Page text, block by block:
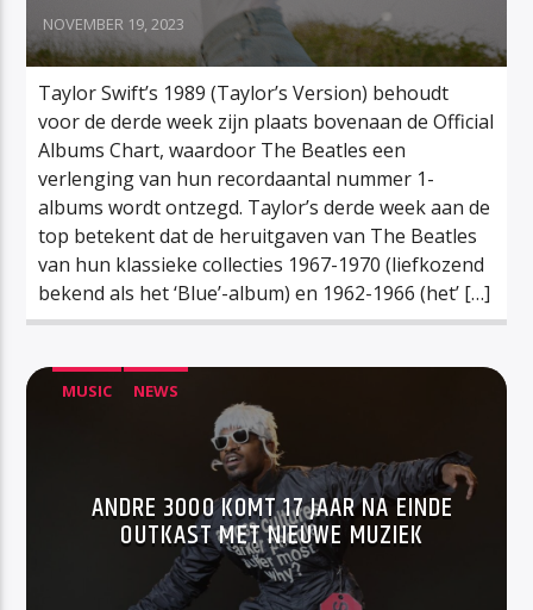
NOVEMBER 19, 2023
Taylor Swift’s 1989 (Taylor’s Version) behoudt
voor de derde week zijn plaats bovenaan de Official
Albums Chart, waardoor The Beatles een
verlenging van hun recordaantal nummer 1-
albums wordt ontzegd. Taylor’s derde week aan de
top betekent dat de heruitgaven van The Beatles
van hun klassieke collecties 1967-1970 (liefkozend
bekend als het ‘Blue’-album) en 1962-1966 (het’ […]
MUSIC NEWS
ANDRE 3000 KOMT 17 JAAR NA EINDE
OUTKAST MET NIEUWE MUZIEK